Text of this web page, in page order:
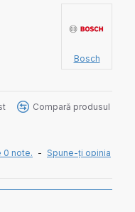
0 note. - Spune-ţi opinia
Bosch
Compară produsul